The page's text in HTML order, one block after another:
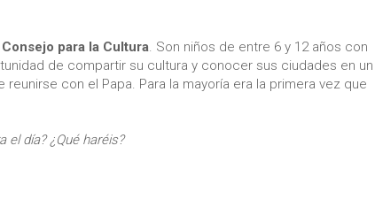
para la Cultura. Son niños de entre 6 y 12 años con
de compartir su cultura y conocer sus ciudades en un
con el Papa. Para la mayoría era la primera vez que
el día? ¿Qué haréis?